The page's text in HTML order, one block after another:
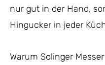
nur gut in der Hand,
Hingucker in jeder
Warum Solinger